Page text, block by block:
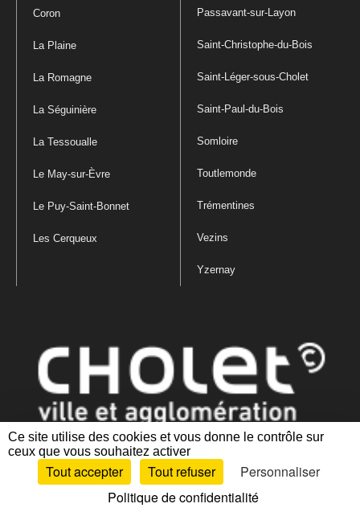
Ce site utilise des cookies et vous donne le contrôle sur
ceux que vous souhaitez activer
Tout accepter Tout refuser
Personnaliser
Politique de confidentialité
Coron
La Plaine
La Romagne
La Séguinière
La Tessoualle
Le May-sur-Èvre
Le Puy-Saint-Bonnet
Les Cerqueux
Passavant-sur-Layon
Saint-Christophe-du-Bois
Saint-Léger-sous-Cholet
Saint-Paul-du-Bois
Somloire
Toutlemonde
Trémentines
Vezins
Yzernay
Mentions légales|Politique de confidentialité
des cookies |Plan du site Accessibilité : partiellement conforme